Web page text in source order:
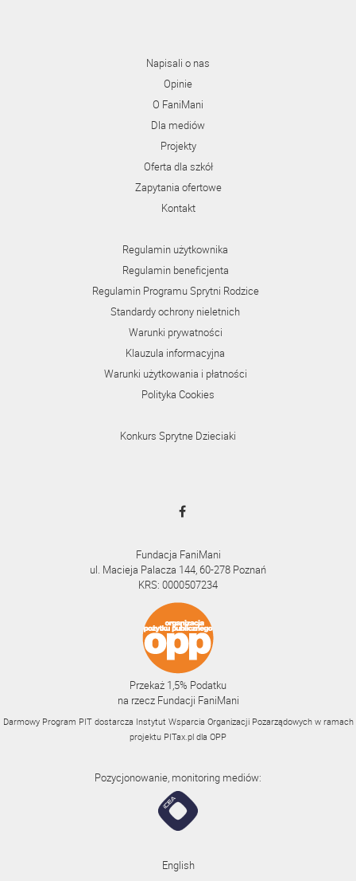
Napisali o nas
Opinie
O FaniMani
Dla mediów
Projekty
Oferta dla szkół
Zapytania ofertowe
Kontakt
Regulamin użytkownika
Regulamin beneficjenta
Regulamin Programu Sprytni Rodzice
Standardy ochrony nieletnich
Warunki prywatności
Klauzula informacyjna
Warunki użytkowania i płatności
Polityka Cookies
Konkurs Sprytne Dzieciaki
Fundacja FaniMani
ul. Macieja Palacza 144, 60-278 Poznań
KRS: 0000507234
Przekaż 1,5% Podatku
na rzecz Fundacji FaniMani
Darmowy Program PIT dostarcza Instytut Wsparcia Organizacji Pozarządowych w ramach
projektu PITax.pl dla OPP
Pozycjonowanie, monitoring mediów:
English